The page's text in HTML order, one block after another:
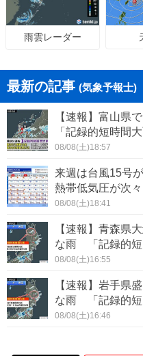
雨雲レーダー
最新の記事 (気象予報士)
【速報】富山県
「記録的短時間
08/08(土)18:57
来週は台風15号
熱帯低気圧が次
08/08(土)18:41
【速報】青森県
な雨 「記録的短
08/08(土)16:55
【速報】岩手県
な雨 「記録的短
08/08(土)16:46